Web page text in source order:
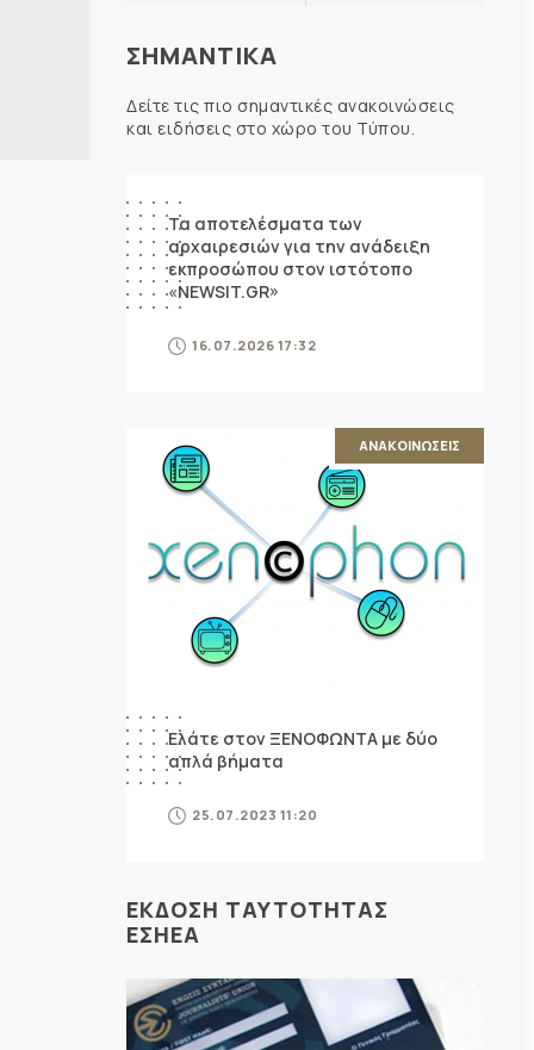
ΣΗΜΑΝΤΙΚΑ
Δείτε τις πιο σημαντικές ανακοινώσεις
και ειδήσεις στο χώρο του Τύπου.
Τα αποτελέσματα των
αρχαιρεσιών για την ανάδειξη
εκπροσώπου στον ιστότοπο
«NEWSIT.GR»
16.07.2026 17:32
ΑΝΑΚΟΙΝΩΣΕΙΣ
Ελάτε στον ΞΕΝΟΦΩΝΤΑ με δύο
απλά βήματα
25.07.2023 11:20
ΕΚΔΟΣΗ ΤΑΥΤΟΤΗΤΑΣ
ΕΣΗΕΑ